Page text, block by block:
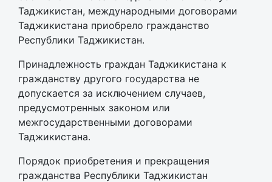
Таджикистан, международными договорами
Таджикистана приобрело гражданство
Республики Таджикистан.
Принадлежность граждан Таджикистана к
гражданству другого государства не
допускается за исключением случаев,
предусмотренных законом или
межгосударственными договорами
Таджикистана.
Порядок приобретения и прекращения
гражданства Республики Таджикистан